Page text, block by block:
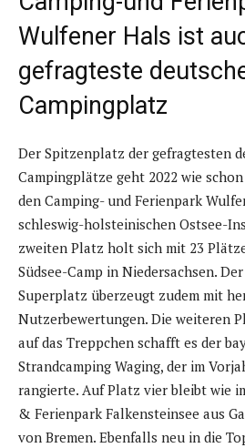
Wulfener Hals ist
gefragteste
Campingplatz
Der Spitzenplatz der gefragtesten
Campingplätze geht 2022 wie
den Camping- und Ferienpark
schleswig-holsteinischen Ostsee-
zweiten Platz holt sich mit 23
Südsee-Camp in Niedersachsen.
Superplatz überzeugt zudem mit
Nutzerbewertungen. Die weiteren
auf das Treppchen schafft es der
Strandcamping Waging, der im
rangierte. Auf Platz vier bleibt wie
& Ferienpark Falkensteinsee aus
von Bremen. Ebenfalls neu in die